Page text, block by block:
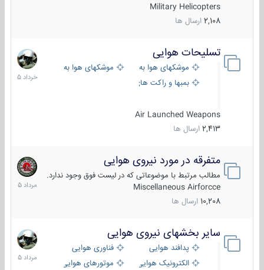
Military Helicopters
2,108 ارسال ها
تسلیحات هوایی
موشکهای هوا به هوا
موشکهای هوا به سطح
بمبها و راکت های هوایی
Air Launched Weapons
2,413 ارسال ها
30
خرداد
1405
متفرقه در مورد نیروی هوایی
مطالب مرتبط با موضوعاتی که در لیست فوق وجود ندارد.
Miscellaneous Airforcce
10,208 ارسال ها
7
مرداد
1405
سایر بخشهای نیروی هوایی
پدافند هوایی
فناوری هوایی
الکترونیک هوایی
موتورهای هوایی
2
مرداد
1405